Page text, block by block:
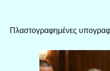
Πλαστογραφημένες